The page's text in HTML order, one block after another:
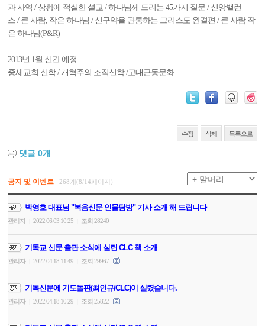
과 사역 / 상황에 적실한 설교 / 하나님께 드리는 45가지 질문 / 신앙밸런
스 / 큰 사람, 작은 하나님 / 신구약을 관통하는 그리스도 완결편 / 큰 사람 작
은 하나님(P&R)
2013년 1월 신간 예정
중세교회 신학 / 개혁주의 조직신학 /고대근동문화
수정 삭제 목록으로
댓글0개
공지 및 이벤트 268개(8/14페이지)
박영호 대표님 "복음신문 인물탐방" 기사 소개 해 드립니다
관리자 2022.06.03 10:25 조회 28240
기독교 신문 출판 소식에 실린 CLC 책 소개
관리자 2022.04.18 11:49 조회 29967
기독신문에 기도돌판(최인규/CLC)이 실렸습니다.
관리자 2022.04.18 10:29 조회 25822